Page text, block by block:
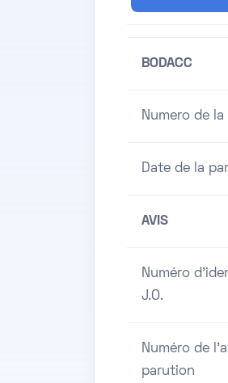
BODACC
Numero de
Date de la
AVIS
Numéro
J.O.
Numéro de
parution